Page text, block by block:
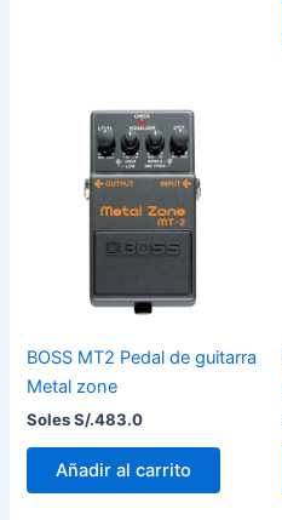
BOSS MT2 Pedal de guitarra
Metal zone
Soles S/.483.0
Añadir al carrito